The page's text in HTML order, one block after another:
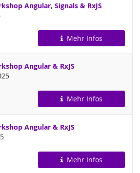
Angular, Signals & RxJS
Mehr Infos
Angular & RxJS
Mehr Infos
Angular & RxJS
Mehr Infos